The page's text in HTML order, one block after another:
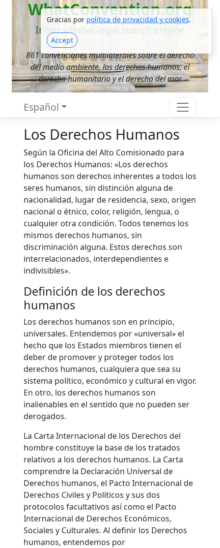
Gracias por política de privacidad y cookies.
Accept
WhatConvention.org
International legal search engine
861 convenciones multilaterales sobre el derecho
del medio ambiente, los derechos humanos, el
derecho humanitario y el derecho del mar
Español
Los Derechos Humanos
Según la Oficina del Alto Comisionado para
los Derechos Humanos: «Los derechos
humanos son derechos inherentes a todos los
seres humanos, sin distinción alguna de
nacionalidad, lugar de residencia, sexo, origen
nacional o étnico, color, religión, lengua, o
cualquier otra condición. Todos tenemos los
mismos derechos humanos, sin
discriminación alguna. Estos derechos son
interrelacionados, interdependientes e
indivisibles».
Definición de los derechos
humanos
Los derechos humanos son en principio,
universales. Entendemos por «universal» el
hecho que los Estados miembros tienen el
deber de promover y proteger todos los
derechos humanos, cualquiera que sea su
sistema político, económico y cultural en vigor.
En otro, los derechos humanos son
inalienables en el sentido que no pueden ser
derogados.
La Carta Internacional de los Derechos del
hombre constituye la base de los tratados
relativos a los derechos humanos. La Carta
comprendre la Declaración Universal de
Derechos humanos, el Pacto Internacional de
Derechos Civiles y Políticos y sus dos
protocolos facultativos así como el Pacto
Internacional de Derechos Económicos,
Sociales y Culturales. Al definir los Derechos
humanos, entendemos por